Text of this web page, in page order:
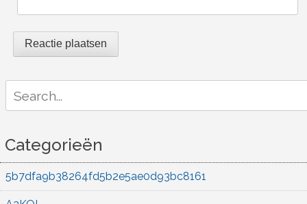
for:
Categorieën
5b7dfa9b38264fd5b2e5ae0d93bc8161